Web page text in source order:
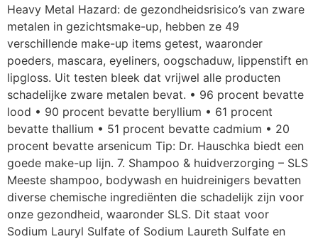
Heavy Metal Hazard: de gezondheidsrisico’s van zware
metalen in gezichtsmake-up, hebben ze 49
verschillende make-up items getest, waaronder
poeders, mascara, eyeliners, oogschaduw, lippenstift en
lipgloss. Uit testen bleek dat vrijwel alle producten
schadelijke zware metalen bevat. • 96 procent bevatte
lood • 90 procent bevatte beryllium • 61 procent
bevatte thallium • 51 procent bevatte cadmium • 20
procent bevatte arsenicum Tip: Dr. Hauschka biedt een
goede make-up lijn. 7. Shampoo & huidverzorging – SLS
Meeste shampoo, bodywash en huidreinigers bevatten
diverse chemische ingrediënten die schadelijk zijn voor
onze gezondheid, waaronder SLS. Dit staat voor
Sodium Lauryl Sulfate of Sodium Laureth Sulfate en